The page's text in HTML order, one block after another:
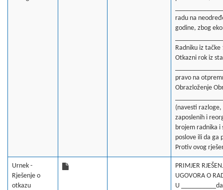
radu na
godine, zbog
Radniku iz
Otkazni rok iz
pravo na
Obrazloženje
(navesti
zaposlenih i
brojem radnika i
poslove ili da ga
Protiv ovog
Urnek -
Rješenje o
otkazu
PRIMJER
UGOVORA O
U